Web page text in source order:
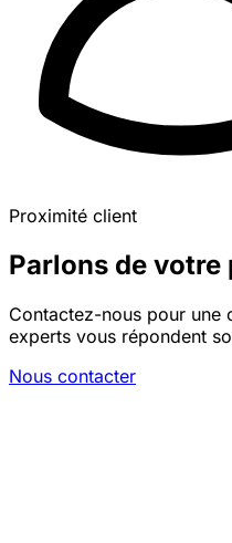
Proximité client
Parlons de votre
Contactez-nous pour une
experts vous répondent
Nous contacter